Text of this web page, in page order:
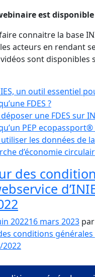
est disponible
connaitre la base
acteurs en rendant
sont disponibles
un outil essentiel
FDES ?
une FDES sur
PEP ecopassport®
les données de
d’économie
des
202216 mars 2023 par